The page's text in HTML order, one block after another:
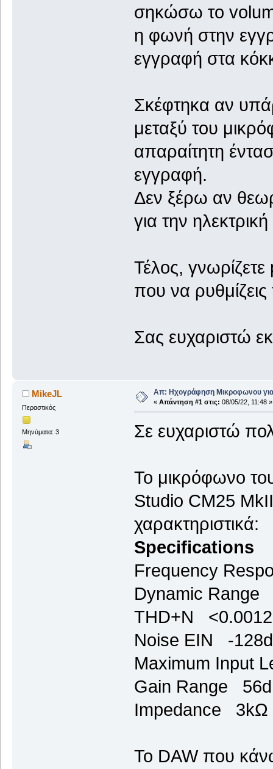
σηκώσω το
η φωνή στην
εγγραφή στα
Σκέφτηκα αν
μεταξύ του
απαραίτητη
εγγραφή.
Δεν ξέρω αν
για την
Τέλος,
που να
Σας ευχαριστώ
MikeJL
Περαστικός
Μηνύματα: 3
Απ: Ηχογράφηση Μικροφωνου
« Απάντηση #1 στις: 08/05/22, 11:48 »
Σε ευχαριστώ
Το μικρόφωνο
Studio CM25
χαρακτηριστικά:
Specifications
Frequency
Dynamic Range
THD+N
Noise EIN -
Maximum Input
Gain Range
Impedance 3kΩ
To DAW που